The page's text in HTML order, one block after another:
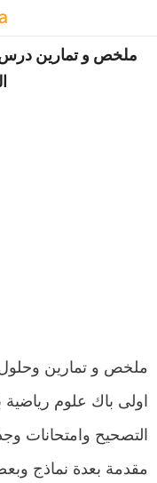
ملخص و تمارين درس
ملخص و تمارين
التصحيح وامتحانات
مقدمة بعدة نماذج